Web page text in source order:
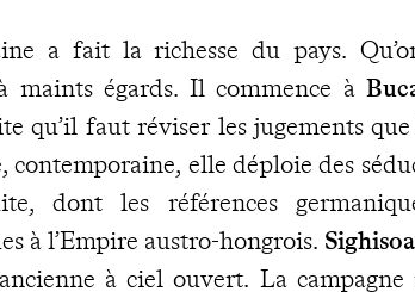
a fait la richesse du pays.
maints égards. Il commence à
qu’il faut réviser les jugements
contemporaine, elle déploie des
dont les références
à l’Empire austro-hongrois.
à ciel ouvert. La campagne